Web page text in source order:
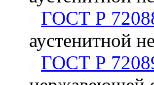
ГОСТ Р
аустенитной
ГОСТ Р